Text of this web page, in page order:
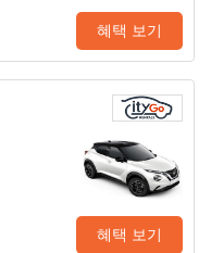
혜택 보기
혜택 보기